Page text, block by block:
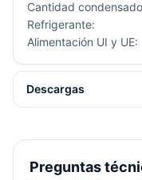
Cantidad
Refrigerante:
Alimentación UI y UE:
Descargas
Preguntas